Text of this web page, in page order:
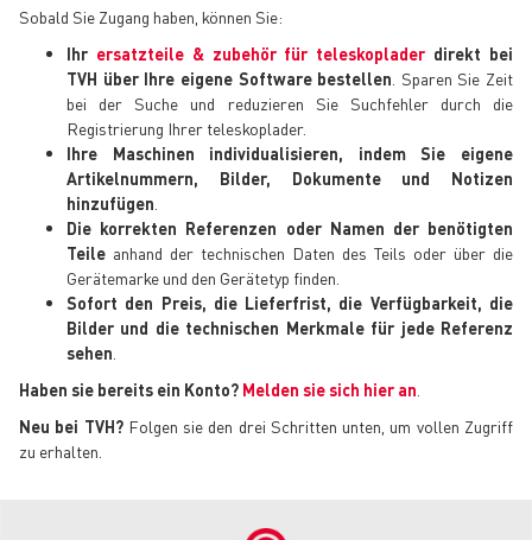
Sobald Sie Zugang haben, können Sie:
Ihr ersatzteile & zubehör für teleskoplader direkt bei
TVH über Ihre eigene Software bestellen . Sparen Sie Zeit
bei der Suche und reduzieren Sie Suchfehler durch die
Registrierung Ihrer teleskoplader.
Ihre Maschinen individualisieren, indem Sie eigene
Artikelnummern, Bilder, Dokumente und Notizen
hinzufügen
Die korrekten Referenzen oder Namen der benötigten
Teile anhand der technischen Daten des Teils oder über die
Gerätemarke und den Gerätetyp finden.
Sofort den Preis, die Lieferfrist, die Verfügbarkeit, die
Bilder und die technischen Merkmale für jede Referenz
sehen
Haben sie bereits ein Konto? Melden sie sich hier an
Neu bei TVH?Folgen sie den drei Schritten unten, um vollen Zugriff
zu erhalten.